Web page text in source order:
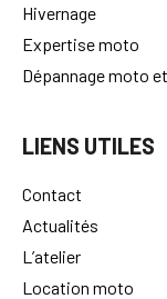
Hivernage
Expertise moto
Dépannage moto
LIENS UTILES
Contact
Actualités
L’atelier
Location moto